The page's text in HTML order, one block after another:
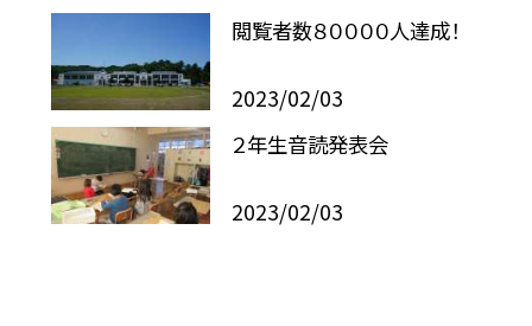
閲覧者数８００００人達成！
2023/02/03
２年生音読発表会
2023/02/03